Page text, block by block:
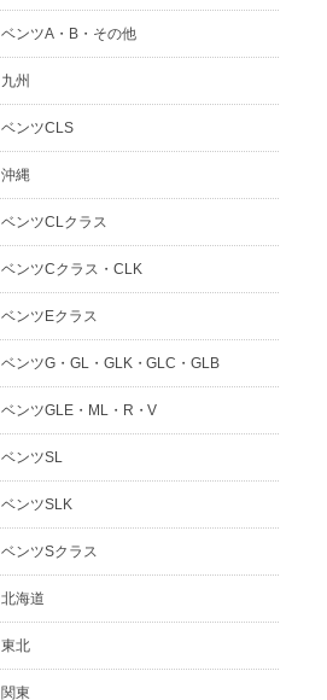
ベンツA・B・その他
九州
ベンツCLS
沖縄
ベンツCLクラス
ベンツCクラス・CLK
ベンツEクラス
ベンツG・GL・GLK・GLC・GLB
ベンツGLE・ML・R・V
ベンツSL
ベンツSLK
ベンツSクラス
北海道
東北
関東